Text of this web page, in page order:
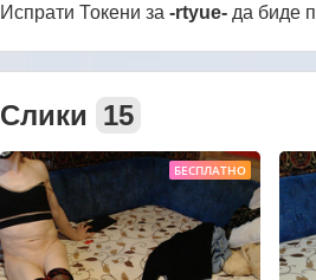
Испрати Токени за -rtyue- да биде
Слики 15
БЕСПЛАТНО